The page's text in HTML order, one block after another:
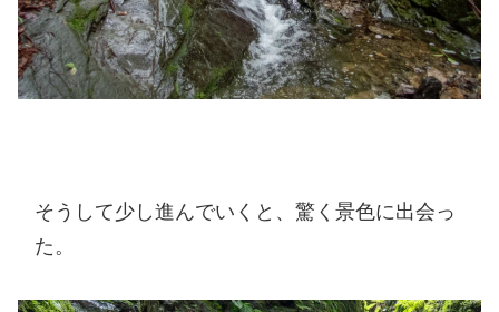
そうして少し進んでいくと、驚く景色に出会っ
た。